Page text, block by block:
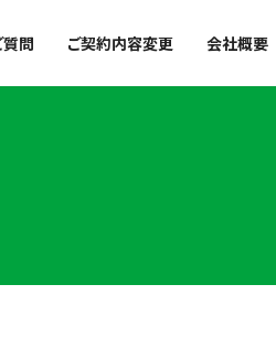
質問 ご契約内容変更 会社概要